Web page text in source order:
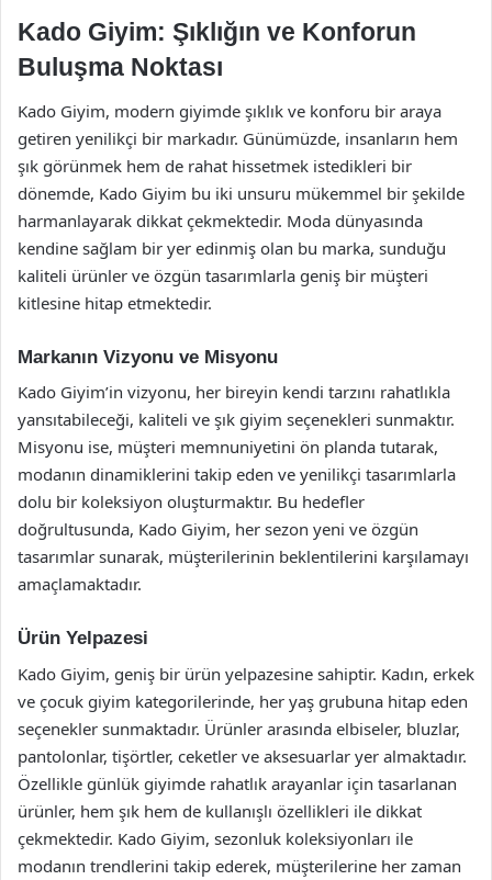
Kado Giyim: Şıklığın ve Konforun
Buluşma Noktası
Kado Giyim, modern giyimde şıklık ve konforu bir araya
getiren yenilikçi bir markadır. Günümüzde, insanların hem
şık görünmek hem de rahat hissetmek istedikleri bir
dönemde, Kado Giyim bu iki unsuru mükemmel bir şekilde
harmanlayarak dikkat çekmektedir. Moda dünyasında
kendine sağlam bir yer edinmiş olan bu marka, sunduğu
kaliteli ürünler ve özgün tasarımlarla geniş bir müşteri
kitlesine hitap etmektedir.
Markanın Vizyonu ve Misyonu
Kado Giyim’in vizyonu, her bireyin kendi tarzını rahatlıkla
yansıtabileceği, kaliteli ve şık giyim seçenekleri sunmaktır.
Misyonu ise, müşteri memnuniyetini ön planda tutarak,
modanın dinamiklerini takip eden ve yenilikçi tasarımlarla
dolu bir koleksiyon oluşturmaktır. Bu hedefler
doğrultusunda, Kado Giyim, her sezon yeni ve özgün
tasarımlar sunarak, müşterilerinin beklentilerini karşılamayı
amaçlamaktadır.
Ürün Yelpazesi
Kado Giyim, geniş bir ürün yelpazesine sahiptir. Kadın, erkek
ve çocuk giyim kategorilerinde, her yaş grubuna hitap eden
seçenekler sunmaktadır. Ürünler arasında elbiseler, bluzlar,
pantolonlar, tişörtler, ceketler ve aksesuarlar yer almaktadır.
Özellikle günlük giyimde rahatlık arayanlar için tasarlanan
ürünler, hem şık hem de kullanışlı özellikleri ile dikkat
çekmektedir. Kado Giyim, sezonluk koleksiyonları ile
modanın trendlerini takip ederek, müşterilerine her zaman